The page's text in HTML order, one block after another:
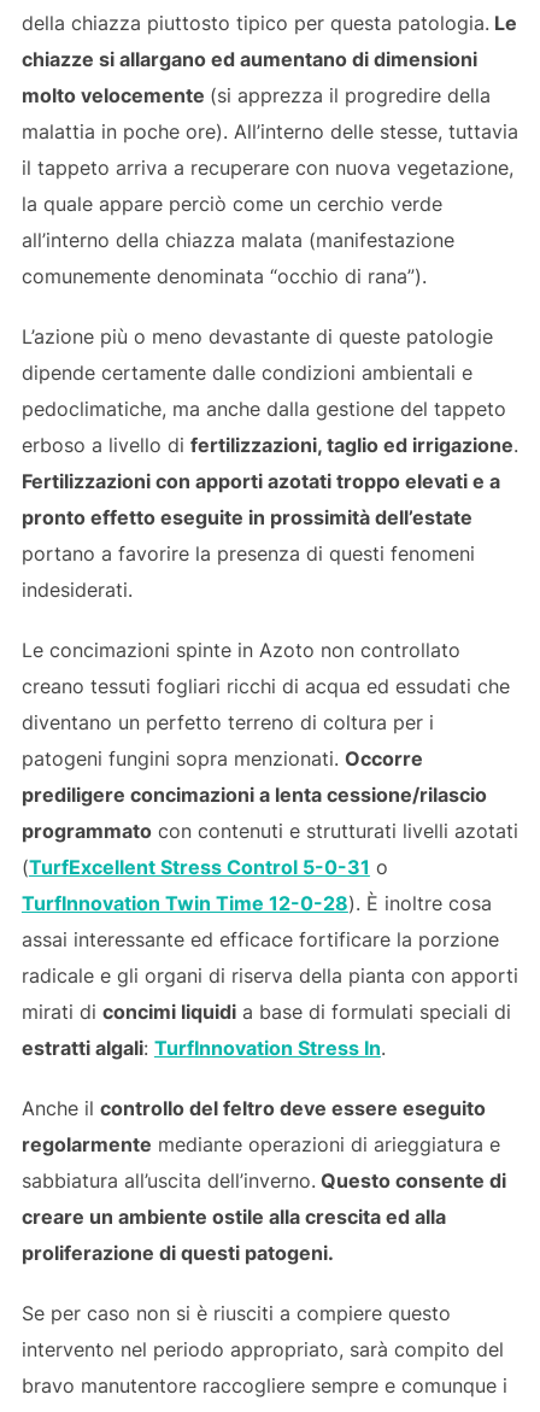
della chiazza piuttosto tipico per questa patologia. Le
chiazze si allargano ed aumentano di dimensioni
molto velocemente (si apprezza il progredire della
malattia in poche ore). All’interno delle stesse, tuttavia
il tappeto arriva a recuperare con nuova vegetazione,
la quale appare perciò come un cerchio verde
all’interno della chiazza malata (manifestazione
comunemente denominata “occhio di rana”).
L’azione più o meno devastante di queste patologie
dipende certamente dalle condizioni ambientali e
pedoclimatiche, ma anche dalla gestione del tappeto
erboso a livello di fertilizzazioni, taglio ed irrigazione.
Fertilizzazioni con apporti azotati troppo elevati e a
pronto effetto eseguite in prossimità dell’estate
portano a favorire la presenza di questi fenomeni
indesiderati.
Le concimazioni spinte in Azoto non controllato
creano tessuti fogliari ricchi di acqua ed essudati che
diventano un perfetto terreno di coltura per i
patogeni fungini sopra menzionati. Occorre
prediligere concimazioni a lenta cessione/rilascio
programmatocon contenuti e strutturati livelli azotati
(TurfExcellent Stress Control 5-0-31 o
TurfInnovation Twin Time 12-0-28). È inoltre cosa
assai interessante ed efficace fortificare la porzione
radicale e gli organi di riserva della pianta con apporti
mirati di concimi liquidia base di formulati speciali di
estratti algali: TurfInnovation Stress In.
Anche il controllo del feltro deve essere eseguito
regolarmente mediante operazioni di arieggiatura e
sabbiatura all’uscita dell’inverno. Questo consente di
creare un ambiente ostile alla crescita ed alla
proliferazione di questi patogeni.
Se per caso non si è riusciti a compiere questo
intervento nel periodo appropriato, sarà compito del
bravo manutentore raccogliere sempre e comunque i